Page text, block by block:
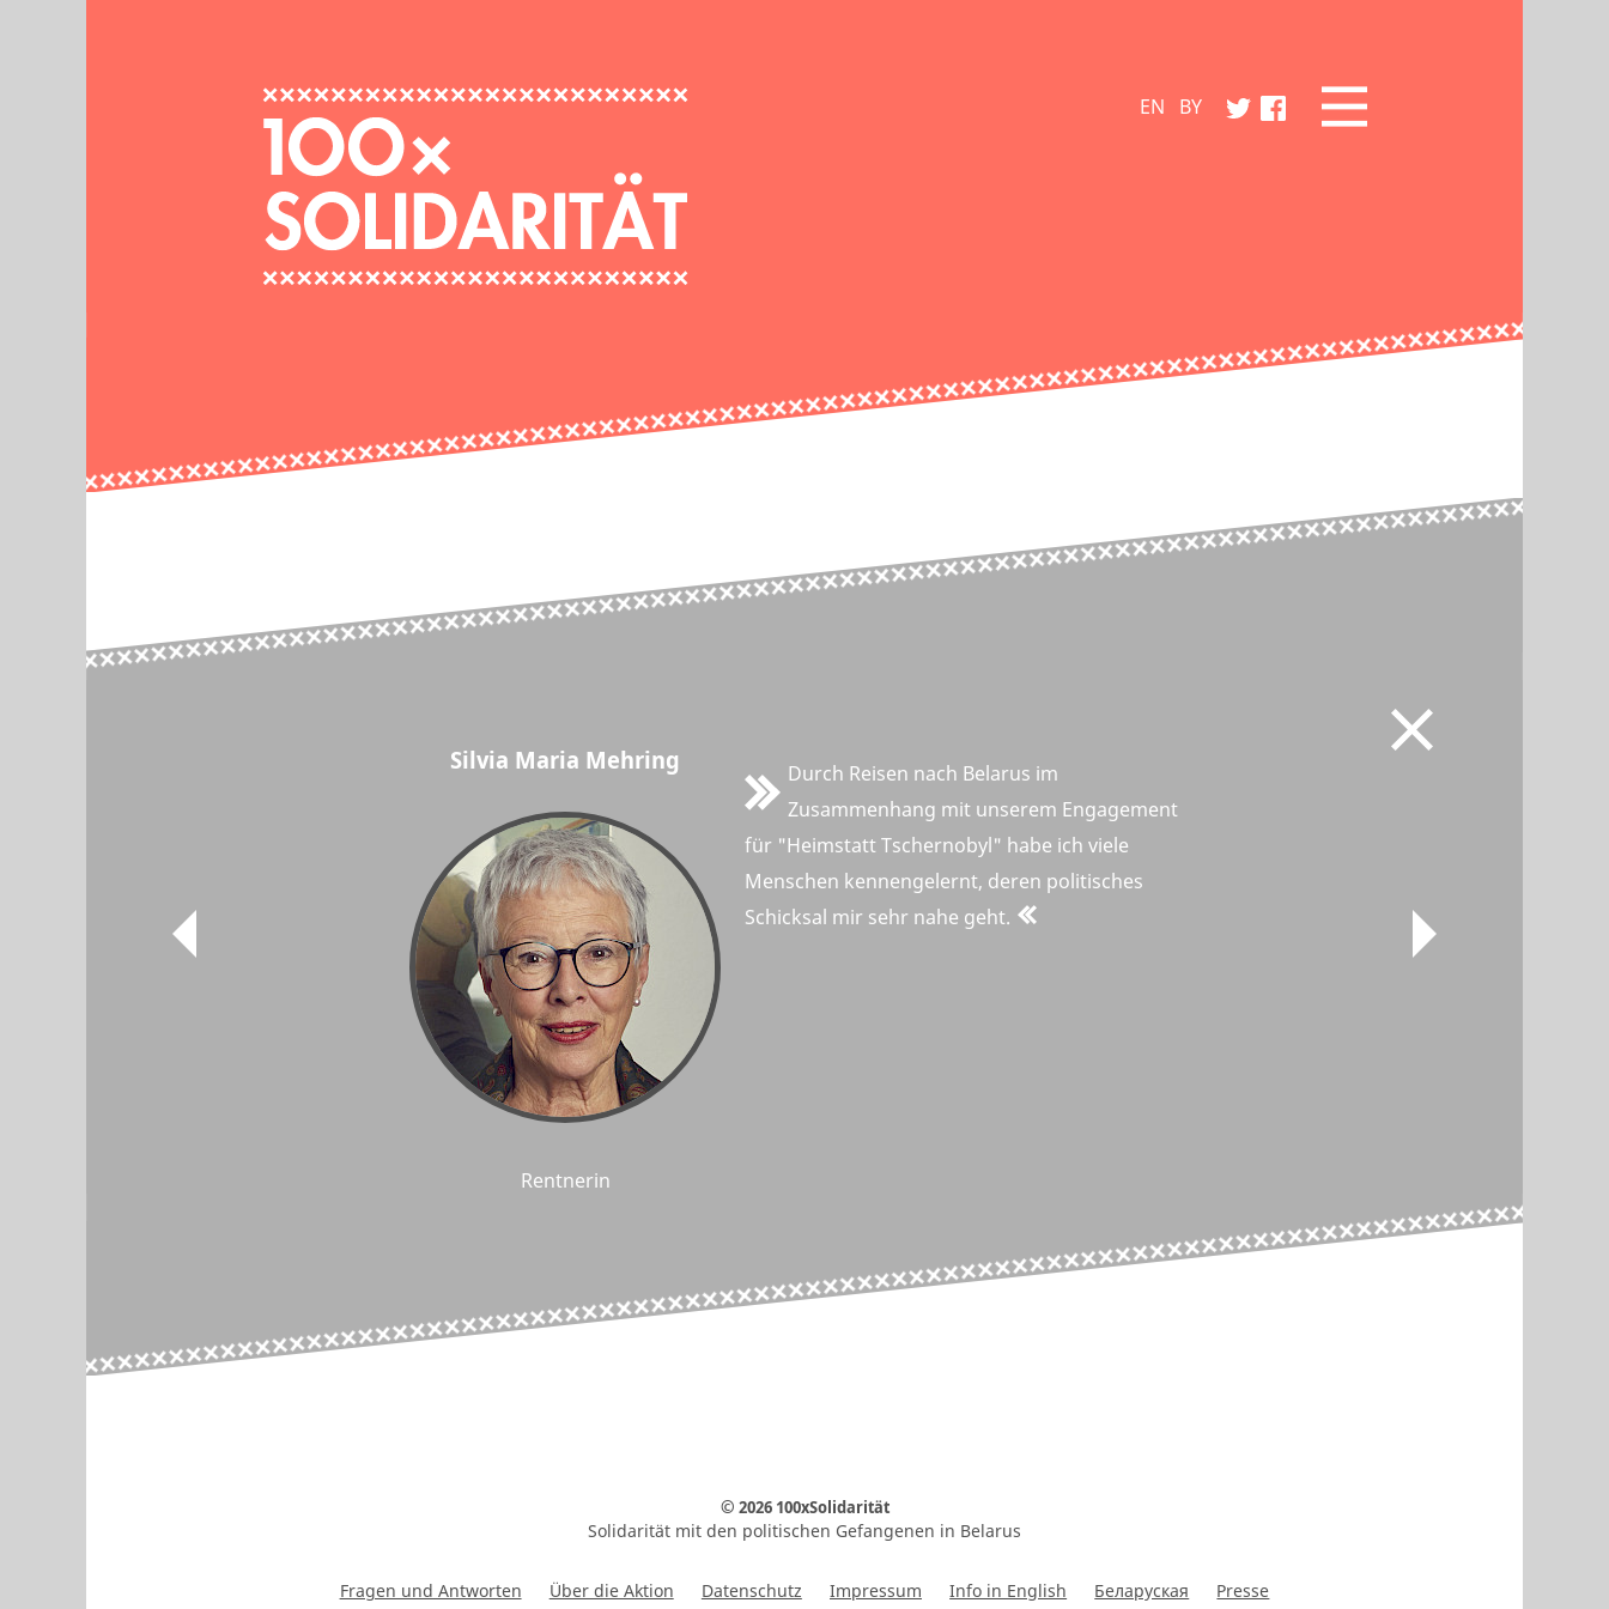
EN BY
Silvia Maria Mehring
Rentnerin
Durch Reisen nach Belarus im
Zusammenhang mit unserem Engagement
für "Heimstatt Tschernobyl" habe ich viele
Menschen kennengelernt, deren politisches
Schicksal mir sehr nahe geht.
© 2026 100xSolidarität
Solidarität mit den politischen Gefangenen in Belarus
Fragen und Antworten Über die Aktion Datenschutz Impressum Info in English Беларуская Presse